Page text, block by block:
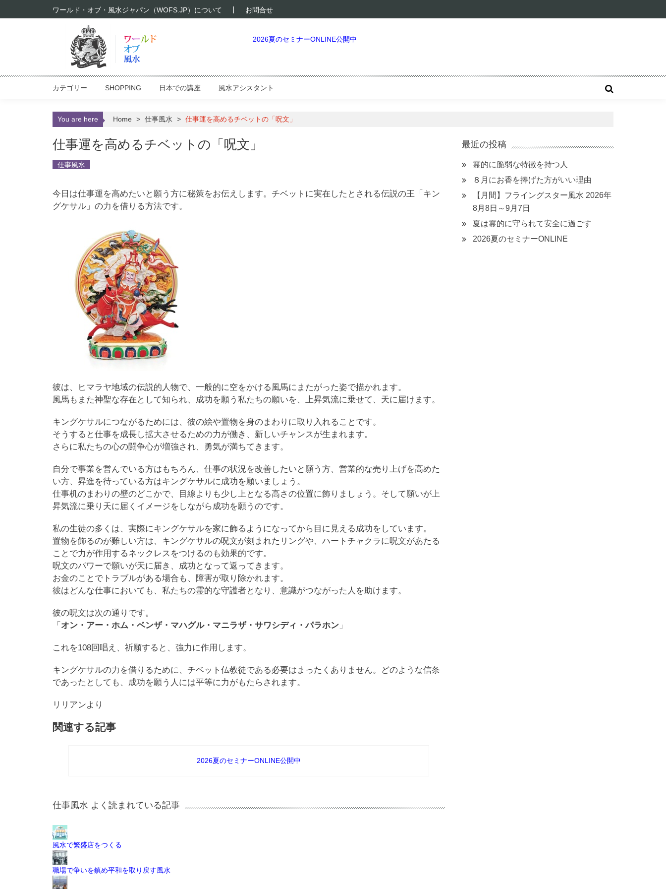
ワールド・オブ・風水ジャパン（WOFS.JP）について お問合せ
2026夏のセミナーONLINE公開中
カテゴリー SHOPPING 日本での講座 風水アシスタント
You are here Home > 仕事風水 > 仕事運を高めるチベットの「呪文」
仕事運を高めるチベットの「呪文」
仕事風水
今日は仕事運を高めたいと願う方に秘策をお伝えします。チベットに実在したとされる伝説の王「キン
グケサル」の力を借りる方法です。
彼は、ヒマラヤ地域の伝説的人物で、一般的に空をかける風馬にまたがった姿で描かれます。
風馬もまた神聖な存在として知られ、成功を願う私たちの願いを、上昇気流に乗せて、天に届けます。
キングケサルにつながるためには、彼の絵や置物を身のまわりに取り入れることです。
そうすると仕事を成長し拡大させるための力が働き、新しいチャンスが生まれます。
さらに私たちの心の闘争心が増強され、勇気が満ちてきます。
自分で事業を営んでいる方はもちろん、仕事の状況を改善したいと願う方、営業的な売り上げを高めた
い方、昇進を待っている方はキングケサルに成功を願いましょう。
仕事机のまわりの壁のどこかで、目線よりも少し上となる高さの位置に飾りましょう。そして願いが上
昇気流に乗り天に届くイメージをしながら成功を願うのです。
私の生徒の多くは、実際にキングケサルを家に飾るようになってから目に見える成功をしています。
置物を飾るのが難しい方は、キングケサルの呪文が刻まれたリングや、ハートチャクラに呪文があたる
ことで力が作用するネックレスをつけるのも効果的です。
呪文のパワーで願いが天に届き、成功となって返ってきます。
お金のことでトラブルがある場合も、障害が取り除かれます。
彼はどんな仕事においても、私たちの霊的な守護者となり、意識がつながった人を助けます。
彼の呪文は次の通りです。
「 オン・アー・ホム・ベンザ・マハグル・マニラザ・サワシディ・パラホン 」
これを108回唱え、祈願すると、強力に作用します。
キングケサルの力を借りるために、チベット仏教徒である必要はまったくありません。どのような信条
であったとしても、成功を願う人には平等に力がもたらされます。
リリアンより
関連する記事
2026夏のセミナーONLINE公開中
仕事風水 よく読まれている記事
風水で繁盛店をつくる
職場で争いを鎮め平和を取り戻す風水
最近の投稿
霊的に脆弱な特徴を持つ人
８月にお香を捧げた方がいい理由
【月間】フライングスター風水 2026年
8月8日～9月7日
夏は霊的に守られて安全に過ごす
2026夏のセミナーONLINE